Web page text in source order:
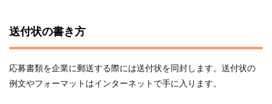
送付状の書き方
応募書類を企業に郵送する際には送付状を同封します。送付状の
例文やフォーマットはインターネットで手に入ります。